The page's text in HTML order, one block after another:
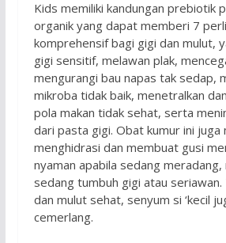
Kids memiliki kandungan prebiotik
organik yang dapat memberi 7
komprehensif bagi gigi dan mulut,
gigi sensitif, melawan plak,
mengurangi bau napas tak sedap,
mikroba tidak baik, menetralkan
pola makan tidak sehat, serta
dari pasta gigi. Obat kumur ini juga
menghidrasi dan membuat gusi
nyaman apabila sedang
sedang tumbuh gigi atau seriawan.
dan mulut sehat, senyum si ‘kecil
cemerlang.